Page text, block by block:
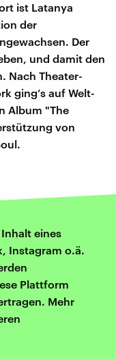
ist Latanya
der
Der
und damit den
Nach Theater-
ging’s auf Welt-
Album "The
von
eines
Instagram o.ä.
Plattform
Mehr